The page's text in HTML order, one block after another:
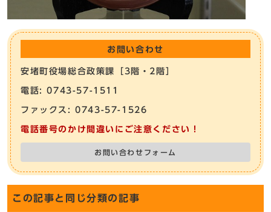
お問い合わせ
安堵町役場総合政策課［3階・2階］
電話: 0743-57-1511
ファックス: 0743-57-1526
電話番号のかけ間違いにご注意ください！
お問い合わせフォーム
この記事と同じ分類の記事